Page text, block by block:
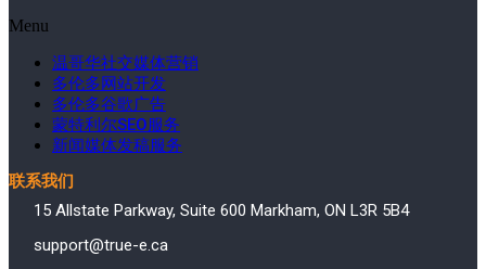
Menu
温哥华社交媒体营销
多伦多网站开发
多伦多谷歌广告
蒙特利尔SEO服务
新闻媒体发稿服务
联系我们
15 Allstate Parkway, Suite 600 Markham, ON L3R 5B4
support@true-e.ca